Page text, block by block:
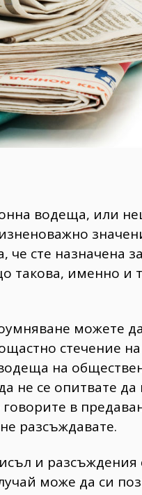
водеща, или
че сте назначена
такова, именно и
можете
стечение на
на
не се опитвате да
в
разсъждавате.
и разсъждения
може да си